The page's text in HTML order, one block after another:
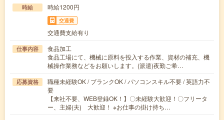
時給 時給1200円
交通費
交通費支給有り
仕事内容
食品加工
食品工場にて、機械に原料を投入する作業、資材の補充、機
械操作業務などをお願いします。(派遣)夜勤ご希…
応募資格
職種未経験OK / ブランクOK / パソコンスキル不要 / 英語力不
要
【来社不要、WEB登録OK！】〇未経験大歓迎！〇フリータ
ー、主婦(夫) 大歓迎！ ※お仕事の掛け持ち…